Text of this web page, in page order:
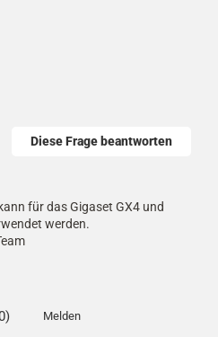
Diese Frage beantworten
für das Gigaset GX4 und
werden.
) Melden